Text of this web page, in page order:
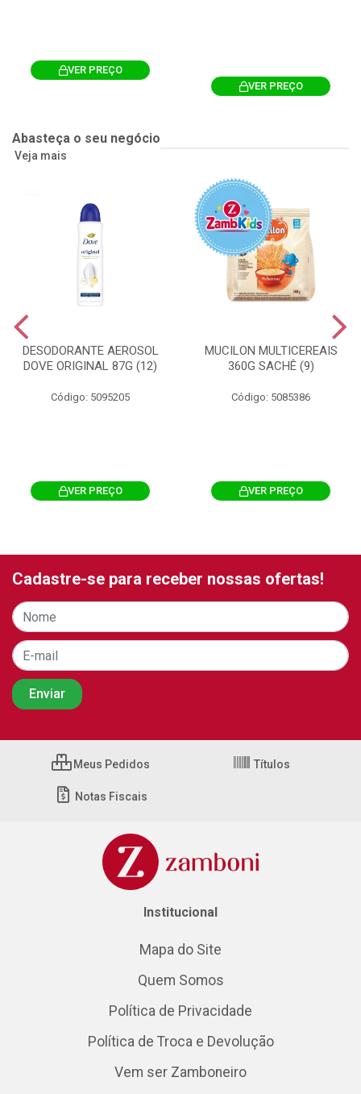
VER PREÇO
VER PREÇO
Abasteça o seu negócio
Veja mais
DESODORANTE AEROSOL
DOVE ORIGINAL 87G (12)
Código: 5095205
VER PREÇO
MUCILON MULTICEREAIS
360G SACHÊ (9)
Código: 5085386
VER PREÇO
Cadastre-se para receber nossas ofertas!
Meus Pedidos Títulos
Notas Fiscais
Institucional
Mapa do Site
Quem Somos
Política de Privacidade
Política de Troca e Devolução
Vem ser Zamboneiro